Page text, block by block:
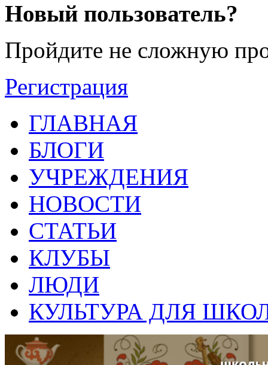
Новый пользователь?
Пройдите не сложную
Регистрация
ГЛАВНАЯ
БЛОГИ
УЧРЕЖДЕНИЯ
НОВОСТИ
СТАТЬИ
КЛУБЫ
ЛЮДИ
КУЛЬТУРА ДЛЯ